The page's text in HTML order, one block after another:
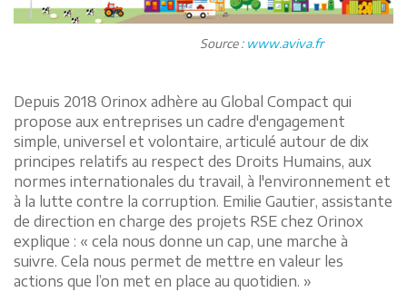
Source : www.aviva.fr
Depuis 2018 Orinox adhère au Global Compact qui
propose aux entreprises un cadre d'engagement
simple, universel et volontaire, articulé autour de dix
principes relatifs au respect des Droits Humains, aux
normes internationales du travail, à l'environnement et
à la lutte contre la corruption. Emilie Gautier, assistante
de direction en charge des projets RSE chez Orinox
explique : « cela nous donne un cap, une marche à
suivre. Cela nous permet de mettre en valeur les
actions que l’on met en place au quotidien. »